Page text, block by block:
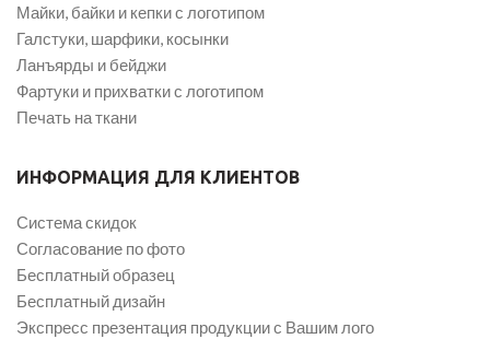
Майки, байки и кепки с логотипом
Галстуки, шарфики, косынки
Ланъярды и бейджи
Фартуки и прихватки с логотипом
Печать на ткани
ИНФОРМАЦИЯ ДЛЯ КЛИЕНТОВ
Система скидок
Согласование по фото
Бесплатный образец
Бесплатный дизайн
Экспресс презентация продукции с Вашим лого